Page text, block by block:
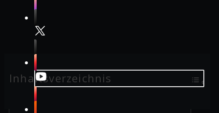
Inhaltsverzeichnis